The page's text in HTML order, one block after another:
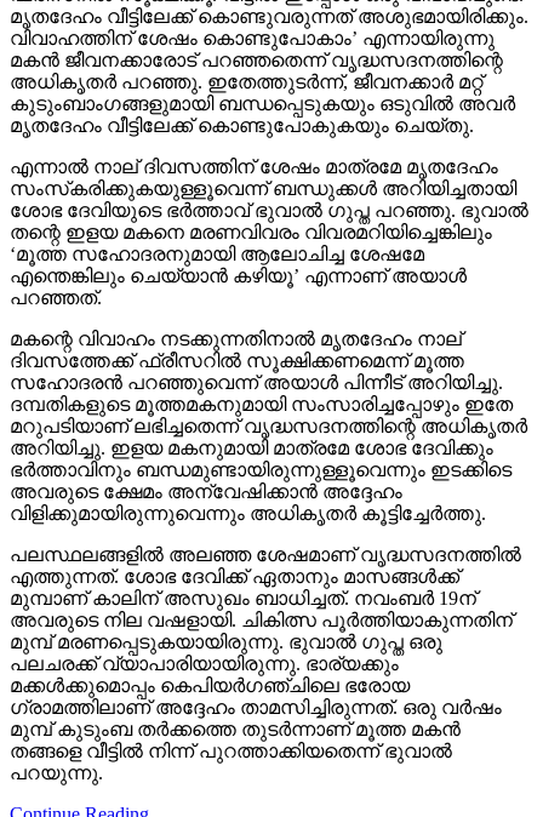
മൃതദേഹം വീട്ടിലേക്ക് കൊണ്ടുവരുന്നത് അശുഭമായിരിക്കും.
വിവാഹത്തിന് ശേഷം കൊണ്ടുപോകാം’ എന്നായിരുന്നു
മകന്‍ ജീവനക്കാരോട് പറഞ്ഞതെന്ന് വൃദ്ധസദനത്തിന്റെ
അധികൃതര്‍ പറഞ്ഞു. ഇതേത്തുടര്‍ന്ന്, ജീവനക്കാര്‍ മറ്റ്
കുടുംബാംഗങ്ങളുമായി ബന്ധപ്പെടുകയും ഒടുവില്‍ അവര്‍
മൃതദേഹം വീട്ടിലേക്ക് കൊണ്ടുപോകുകയും ചെയ്തു.
എന്നാല്‍ നാല് ദിവസത്തിന് ശേഷം മാത്രമേ മൃതദേഹം
സംസ്‌കരിക്കുകയുള്ളൂവെന്ന് ബന്ധുക്കള്‍ അറിയിച്ചതായി
ശോഭ ദേവിയുടെ ഭര്‍ത്താവ് ഭുവാല്‍ ഗുപ്ത പറഞ്ഞു. ഭുവാല്‍
തന്റെ ഇളയ മകനെ മരണവിവരം വിവരമറിയിച്ചെങ്കിലും
‘മൂത്ത സഹോദരനുമായി ആലോചിച്ച ശേഷമേ
എന്തെങ്കിലും ചെയ്യാന്‍ കഴിയൂ’ എന്നാണ് അയാള്‍
പറഞ്ഞത്.
മകന്റെ വിവാഹം നടക്കുന്നതിനാല്‍ മൃതദേഹം നാല്
ദിവസത്തേക്ക് ഫ്രീസറില്‍ സൂക്ഷിക്കണമെന്ന് മൂത്ത
സഹോദരന്‍ പറഞ്ഞുവെന്ന് അയാള്‍ പിന്നീട് അറിയിച്ചു.
ദമ്പതികളുടെ മൂത്തമകനുമായി സംസാരിച്ചപ്പോഴും ഇതേ
മറുപടിയാണ് ലഭിച്ചതെന്ന് വൃദ്ധസദനത്തിന്റെ അധികൃതര്‍
അറിയിച്ചു. ഇളയ മകനുമായി മാത്രമേ ശോഭ ദേവിക്കും
ഭര്‍ത്താവിനും ബന്ധമുണ്ടായിരുന്നുള്ളൂവെന്നും ഇടക്കിടെ
അവരുടെ ക്ഷേമം അന്വേഷിക്കാന്‍ അദ്ദേഹം
വിളിക്കുമായിരുന്നുവെന്നും അധികൃതര്‍ കൂട്ടിച്ചേര്‍ത്തു.
പലസ്ഥലങ്ങളില്‍ അലഞ്ഞ ശേഷമാണ് വൃദ്ധസദനത്തില്‍
എത്തുന്നത്. ശോഭ ദേവിക്ക് ഏതാനും മാസങ്ങള്‍ക്ക്
മുമ്പാണ് കാലിന് അസുഖം ബാധിച്ചത്. നവംബര്‍ 19ന്
അവരുടെ നില വഷളായി. ചികിത്സ പൂര്‍ത്തിയാകുന്നതിന്
മുമ്പ് മരണപ്പെടുകയായിരുന്നു. ഭുവാല്‍ ഗുപ്ത ഒരു
പലചരക്ക് വ്യാപാരിയായിരുന്നു. ഭാര്യക്കും
മക്കള്‍ക്കുമൊപ്പം കെപിയര്‍ഗഞ്ചിലെ ഭരോയ
ഗ്രാമത്തിലാണ് അദ്ദേഹം താമസിച്ചിരുന്നത്. ഒരു വര്‍ഷം
മുമ്പ് കുടുംബ തര്‍ക്കത്തെ തുടര്‍ന്നാണ് മൂത്ത മകന്‍
തങ്ങളെ വീട്ടില്‍ നിന്ന് പുറത്താക്കിയതെന്ന് ഭുവാല്‍
പറയുന്നു.